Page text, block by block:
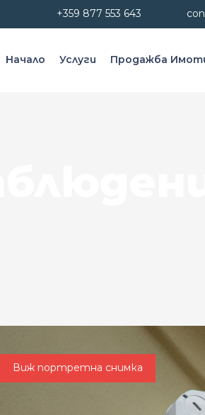
+359 877 553 643
Начало Услуги Продажба
Виж портретна снимка